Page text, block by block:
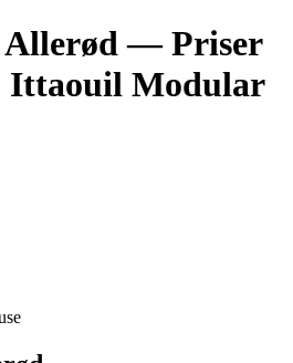
Allerød — Priser
Ittaouil Modular